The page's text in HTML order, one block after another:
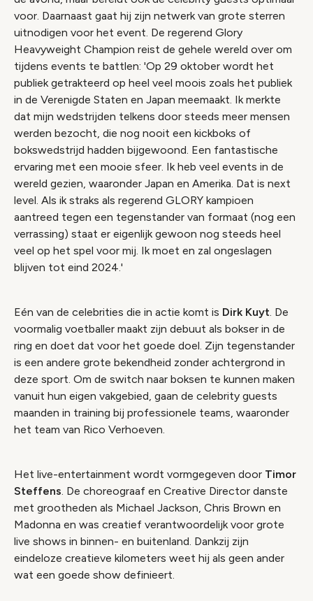
voor. Daarnaast gaat hij zijn netwerk van grote sterren
uitnodigen voor het event. De regerend Glory
Heavyweight Champion reist de gehele wereld over om
tijdens events te battlen: 'Op 29 oktober wordt het
publiek getrakteerd op heel veel moois zoals het publiek
in de Verenigde Staten en Japan meemaakt. Ik merkte
dat mijn wedstrijden telkens door steeds meer mensen
werden bezocht, die nog nooit een kickboks of
bokswedstrijd hadden bijgewoond. Een fantastische
ervaring met een mooie sfeer. Ik heb veel events in de
wereld gezien, waaronder Japan en Amerika. Dat is next
level. Als ik straks als regerend GLORY kampioen
aantreed tegen een tegenstander van formaat (nog een
verrassing) staat er eigenlijk gewoon nog steeds heel
veel op het spel voor mij. Ik moet en zal ongeslagen
blijven tot eind 2024.'
Eén van de celebrities die in actie komt is Dirk Kuyt. De
voormalig voetballer maakt zijn debuut als bokser in de
ring en doet dat voor het goede doel. Zijn tegenstander
is een andere grote bekendheid zonder achtergrond in
deze sport. Om de switch naar boksen te kunnen maken
vanuit hun eigen vakgebied, gaan de celebrity guests
maanden in training bij professionele teams, waaronder
het team van Rico Verhoeven.
Het live-entertainment wordt vormgegeven door Timor
Steffens. De choreograaf en Creative Director danste
met grootheden als Michael Jackson, Chris Brown en
Madonna en was creatief verantwoordelijk voor grote
live shows in binnen- en buitenland. Dankzij zijn
eindeloze creatieve kilometers weet hij als geen ander
wat een goede show definieert.